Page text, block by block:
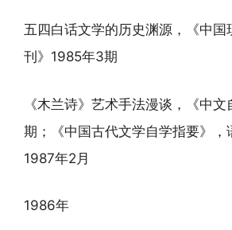
五四白话文学的历史渊源，《中国
刊》1985年3期
《木兰诗》艺术手法漫谈，《中
期；《中国古代文学自学指要》，
1987年2月
1986年